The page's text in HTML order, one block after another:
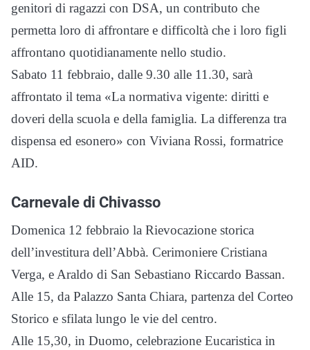
genitori di ragazzi con DSA, un contributo che
permetta loro di affrontare e difficoltà che i loro figli
affrontano quotidianamente nello studio.
Sabato 11 febbraio, dalle 9.30 alle 11.30, sarà
affrontato il tema «La normativa vigente: diritti e
doveri della scuola e della famiglia. La differenza tra
dispensa ed esonero» con Viviana Rossi, formatrice
AID.
Carnevale di Chivasso
Domenica 12 febbraio la Rievocazione storica
dell’investitura dell’Abbà. Cerimoniere Cristiana
Verga, e Araldo di San Sebastiano Riccardo Bassan.
Alle 15, da Palazzo Santa Chiara, partenza del Corteo
Storico e sfilata lungo le vie del centro.
Alle 15,30, in Duomo, celebrazione Eucaristica in